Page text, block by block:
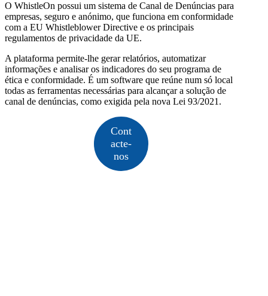
O WhistleOn possui um sistema de Canal de Denúncias para
empresas, seguro e anónimo, que funciona em conformidade
com a EU Whistleblower Directive e os principais
regulamentos de privacidade da UE.
A plataforma permite-lhe gerar relatórios, automatizar
informações e analisar os indicadores do seu programa de
ética e conformidade. É um software que reúne num só local
todas as ferramentas necessárias para alcançar a solução de
canal de denúncias, como exigida pela nova Lei 93/2021.
Cont
acte-
nos